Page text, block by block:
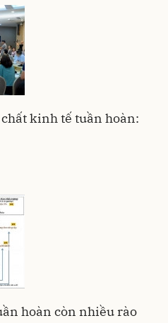
kinh tế tuần hoàn:
hoàn còn nhiều rào